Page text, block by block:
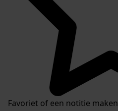
Favoriet of een notitie maken